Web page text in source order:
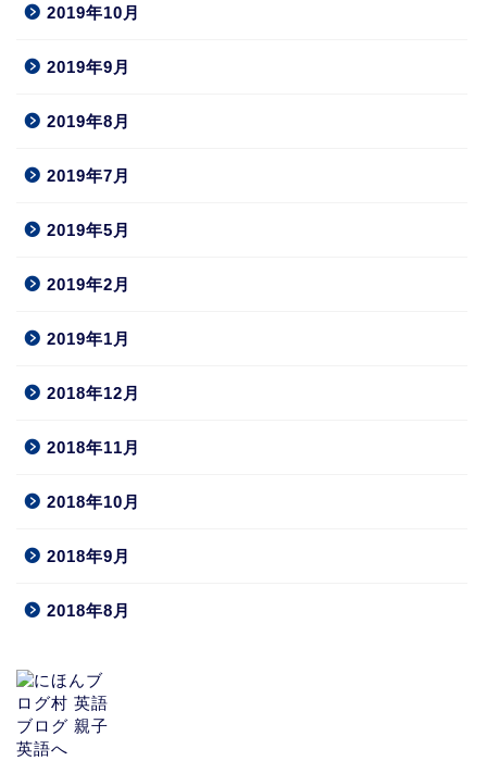
2019年10月
2019年9月
2019年8月
2019年7月
2019年5月
2019年2月
2019年1月
2018年12月
2018年11月
2018年10月
2018年9月
2018年8月